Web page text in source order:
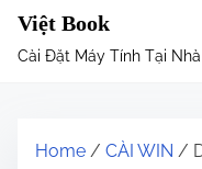
Việt Book
Cài Đặt Máy Tính Tại
Home / CÀI WIN /